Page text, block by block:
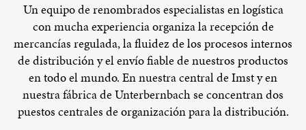
Un equipo de renombrados especialistas en logística
con mucha experiencia organiza la recepción de
mercancías regulada, la fluidez de los procesos internos
de distribución y el envío fiable de nuestros productos
en todo el mundo. En nuestra central de Imst y en
nuestra fábrica de Unterbernbach se concentran dos
puestos centrales de organización para la distribución.